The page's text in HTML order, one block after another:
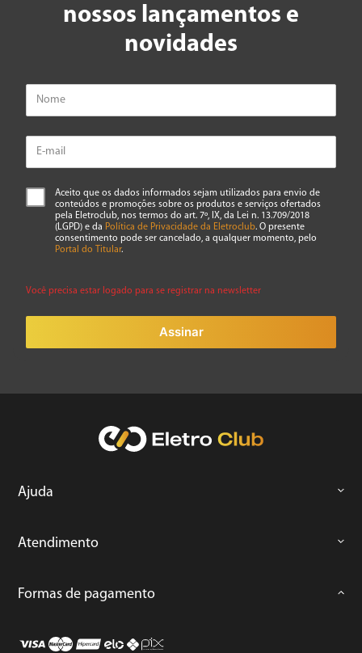
nossos lançamentos e
novidades
Aceito que os dados informados sejam utilizados para envio de
conteúdos e promoções sobre os produtos e serviços ofertados
pela Eletroclub, nos termos do art. 7º, IX, da Lei n. 13.709/2018
(LGPD) e da Política de Privacidade da Eletroclub. O presente
consentimento pode ser cancelado, a qualquer momento, pelo
Portal do Titular.
Você precisa estar logado para se registrar na newsletter
Assinar
Ajuda
Atendimento
Formas de pagamento